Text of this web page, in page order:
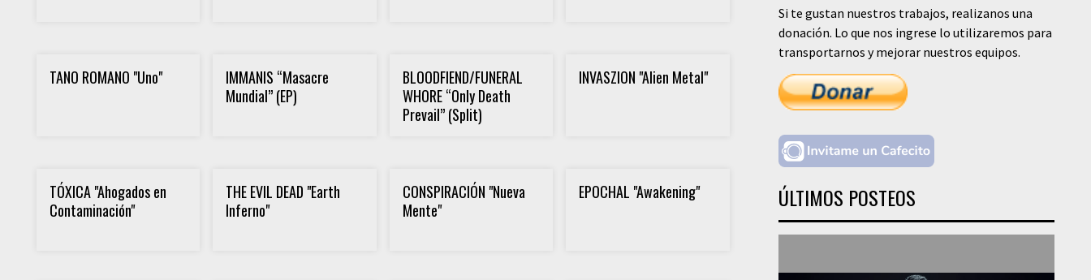
TANO ROMANO "Uno"
IMMANIS “Masacre
Mundial” (EP)
BLOODFIEND/FUNERAL
WHORE “Only Death
Prevail” (Split)
INVASZION "Alien Metal"
TÓXICA "Ahogados en
Contaminación"
THE EVIL DEAD "Earth
Inferno"
CONSPIRACIÓN "Nueva
Mente"
EPOCHAL "Awakening"
Si te gustan nuestros trabajos, realizanos una
donación. Lo que nos ingrese lo utilizaremos para
transportarnos y mejorar nuestros equipos.
ÚLTIMOS POSTEOS